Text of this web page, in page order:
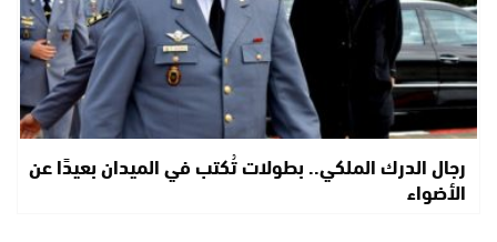
رجال الدرك الملكي.. بطولات تُكتب في الميدان بعيدًا عن
الأضواء